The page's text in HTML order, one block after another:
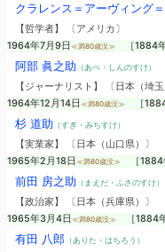
クラレンス＝アーヴィング
【哲学者】 〔アメリカ〕
1964年7月9日 ≪満80歳没≫ ［1884
阿部 眞之助 （あべ・しんのすけ）
【ジャーナリスト】 〔日本（埼玉
1964年12月14日 ≪満80歳没≫ ［
杉 道助 （すぎ・みちすけ）
【実業家】 〔日本（山口県）〕
1965年2月18日 ≪満80歳没≫ ［1884
前田 房之助 （まえだ・ふさのすけ）
【政治家】 〔日本（兵庫県）〕
1965年3月4日 ≪満80歳没≫ ［1884
有田 八郎（ありた・はちろう）